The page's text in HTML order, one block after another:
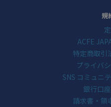
規
ACFE
特定商取引
プライバ
SNS コミュニ
銀行口
請求書・領